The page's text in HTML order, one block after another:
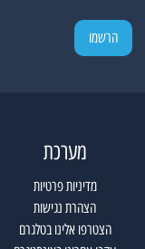
מערכת
מדיניות פרטיות
הצהרת נגישות
הצטרפו אלינו בטלגרם